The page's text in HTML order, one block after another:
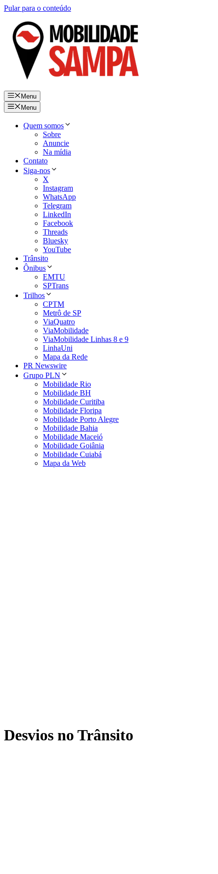
Pular para o conteúdo
Menu
Menu
Quem somos
Sobre
Anuncie
Na mídia
Contato
Siga-nos
X
Instagram
WhatsApp
Telegram
LinkedIn
Facebook
Threads
Bluesky
YouTube
Trânsito
Ônibus
EMTU
SPTrans
Trilhos
CPTM
Metrô de SP
ViaQuatro
ViaMobilidade
ViaMobilidade Linhas 8 e 9
LinhaUni
Mapa da Rede
PR Newswire
Grupo PLN
Mobilidade Rio
Mobilidade BH
Mobilidade Curitiba
Mobilidade Floripa
Mobilidade Porto Alegre
Mobilidade Bahia
Mobilidade Maceió
Mobilidade Goiânia
Mobilidade Cuiabá
Mapa da Web
Desvios no Trânsito